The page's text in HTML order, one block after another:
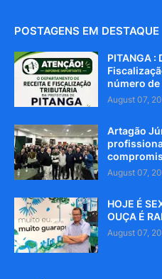
POSTAGENS EM DESTAQUE
PITANGA :
número
August 07,
Artagão
August 07,
HOJE É
OUÇA É
August 07,